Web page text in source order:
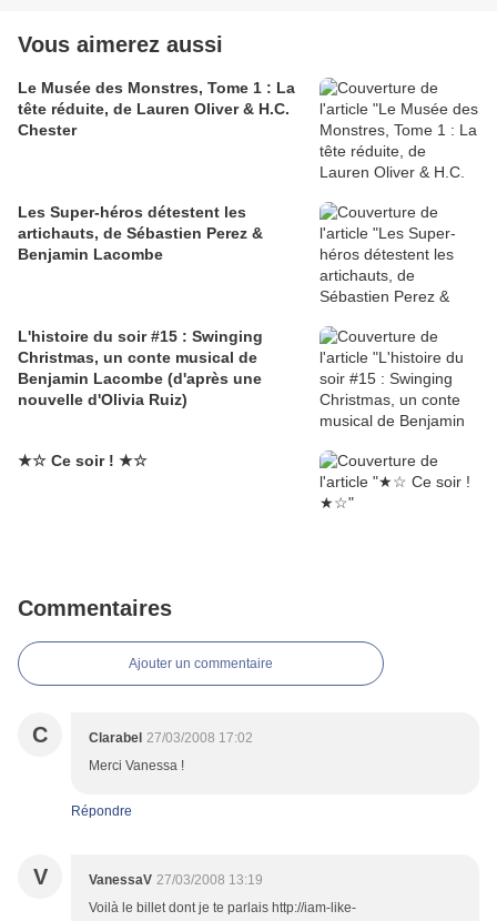
Vous aimerez aussi
Le Musée des Monstres, Tome 1 : La
tête réduite, de Lauren Oliver & H.C.
Chester
Les Super-héros détestent les
artichauts, de Sébastien Perez &
Benjamin Lacombe
L'histoire du soir #15 : Swinging
Christmas, un conte musical de
Benjamin Lacombe (d'après une
nouvelle d'Olivia Ruiz)
★☆ Ce soir ! ★☆
Commentaires
Ajouter un commentaire
C Clarabel 27/03/2008 17:02
Merci Vanessa !
Répondre
V VanessaV 27/03/2008 13:19
Voilà le billet dont je te parlais http://iam-like-